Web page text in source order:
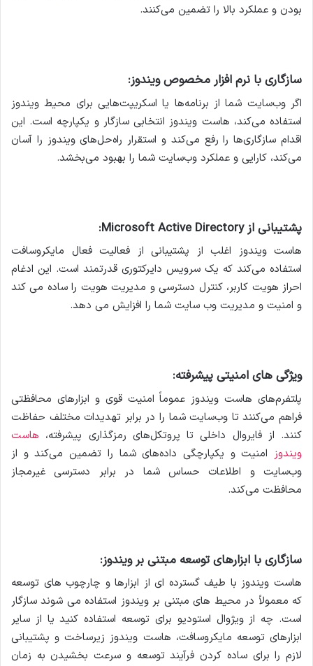
بودن و عملکرد بالا را تضمین می‌کنند.
سازگاری با نرم افزار مخصوص ویندوز:
اگر وب‌سایت شما از برنامه‌ها یا اسکریپت‌هایی برای محیط ویندوز
استفاده می‌کند، هاست ویندوز انتخابی سازگار و یکپارچه است. این
اقدام سازگاری‌ها را رفع می‌کند و استقرار راه‌حل‌های ویندوز را آسان
می‌کند، کارایی و عملکرد وب‌سایت شما را بهبود می‌بخشد.
پشتیبانی از Microsoft Active Directory:
هاست ویندوز اغلب از پشتیبانی از فعالیت فعال مایکروسافت
استفاده می‌کند که یک سرویس دایرکتوری قدرتمند است. این ادغام
احراز هویت کاربر، کنترل دسترسی و مدیریت هویت را ساده می کند
و امنیت و مدیریت وب سایت شما را افزایش می دهد.
ویژگی های امنیتی پیشرفته:
پلتفرم‌های هاست ویندوز عموماً امنیت قوی و ابزارهای محافظتی
فراهم می‌کنند تا وب‌سایت شما را در برابر تهدیدات مختلف حفاظت
کنند. از فایروال داخلی تا پروتکل‌های رمزگذاری پیشرفته، هاست
ویندوز امنیت و یکپارچگی داده‌های شما را تضمین می‌کند و از
وب‌سایت و اطلاعات حساس شما در برابر دسترسی غیرمجاز
محافظت می‌کند.
سازگاری با ابزارهای توسعه مبتنی بر ویندوز:
هاست ویندوز با طیف گسترده ای از ابزارها و چارچوب های توسعه
که معمولاً در محیط های مبتنی بر ویندوز استفاده می شوند سازگار
است. چه از ویژوال استودیو برای توسعه استفاده کنید یا از سایر
ابزارهای توسعه مایکروسافت، هاست ویندوز زیرساخت و پشتیبانی
لازم را برای ساده کردن فرآیند توسعه و سرعت بخشیدن به زمان